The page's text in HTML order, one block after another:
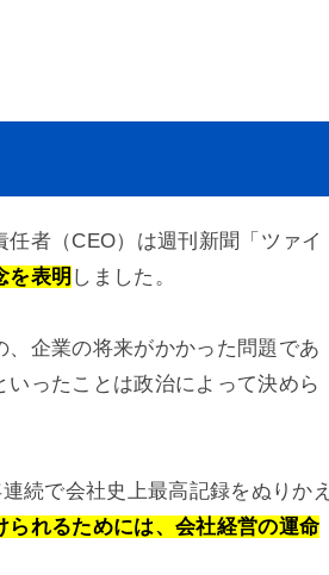
者（CEO）は週刊新聞「ツァイ
を表明 しました。
企業の将来がかかった問題であ
ったことは政治によって決めら
続で会社史上最高記録をぬりかえ
られるためには、会社経営の運命